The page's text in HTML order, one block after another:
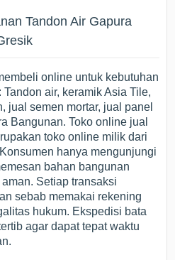
Tandon Air Gapura
online untuk kebutuhan
air, keramik Asia Tile,
jual semen mortar, jual panel
Bangunan. Toko online jual
toko online milik dari
hanya mengunjungi
bahan bangunan
Setiap transaksi
sebab memakai rekening
hukum. Ekspedisi bata
agar dapat tepat waktu